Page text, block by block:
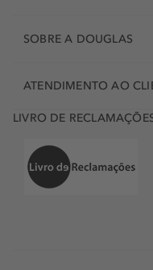
SOBRE A DOUGLAS
ATENDIMENTO AO
LIVRO DE